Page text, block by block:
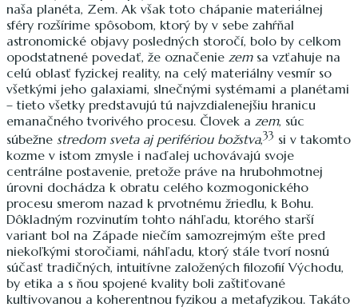
naša planéta, Zem. Ak však toto chápanie materiálnej
sféry rozšírime spôsobom, ktorý by v sebe zahŕňal
astronomické objavy posledných storočí, bolo by celkom
opodstatnené povedať, že označenie zemsa vzťahuje na
celú oblasť fyzickej reality, na celý materiálny vesmír so
všetkými jeho galaxiami, slnečnými systémami a planétami
– tieto všetky predstavujú tú najvzdialenejšiu hranicu
emanačného tvorivého procesu. Človek a zem, súc
súbežne stredom sveta aj perifériou božstva,33 si v takomto
kozme v istom zmysle i naďalej uchovávajú svoje
centrálne postavenie, pretože práve na hrubohmotnej
úrovni dochádza k obratu celého kozmogonického
procesu smerom nazad k prvotnému žriedlu, k Bohu.
Dôkladným rozvinutím tohto náhľadu, ktorého starší
variant bol na Západe niečím samozrejmým ešte pred
niekoľkými storočiami, náhľadu, ktorý stále tvorí nosnú
súčasť tradičných, intuitívne založených filozofií Východu,
by etika a s ňou spojené kvality boli zaštiťované
kultivovanou a koherentnou fyzikou a metafyzikou. Takáto